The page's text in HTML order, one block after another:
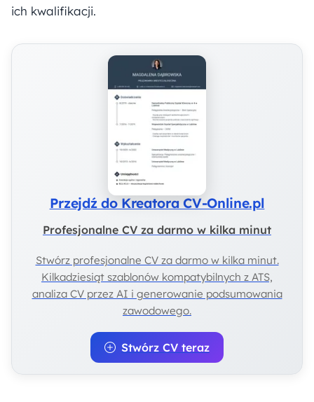
ich kwalifikacji.
Przejdź do Kreatora CV-Online.pl
Profesjonalne CV za darmo w kilka minut
Stwórz profesjonalne CV za darmo w kilka minut.
Kilkadziesiąt szablonów kompatybilnych z ATS,
analiza CV przez AI i generowanie podsumowania
zawodowego.
Stwórz CV teraz